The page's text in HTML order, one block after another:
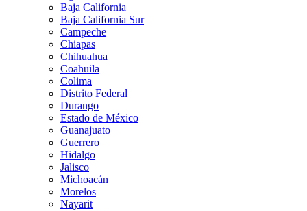
Baja California
Baja California Sur
Campeche
Chiapas
Chihuahua
Coahuila
Colima
Distrito Federal
Durango
Estado de México
Guanajuato
Guerrero
Hidalgo
Jalisco
Michoacán
Morelos
Nayarit